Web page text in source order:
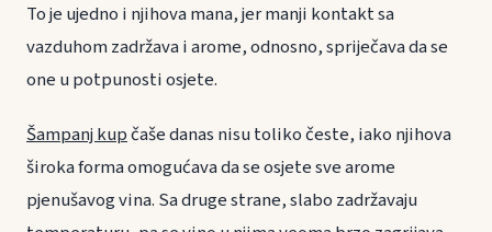
To je ujedno i njihova mana, jer manji kontakt sa
vazduhom zadržava i arome, odnosno, spriječava da se
one u potpunosti osjete.
Šampanj kupčaše danas nisu toliko česte, iako njihova
široka forma omogućava da se osjete sve arome
pjenušavog vina. Sa druge strane, slabo zadržavaju